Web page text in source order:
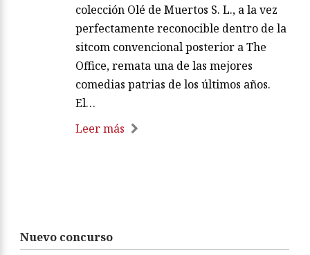
colección Olé de Muertos S. L., a la vez
perfectamente reconocible dentro de la
sitcom convencional posterior a The
Office, remata una de las mejores
comedias patrias de los últimos años.
El…
Leer más
Nuevo concurso